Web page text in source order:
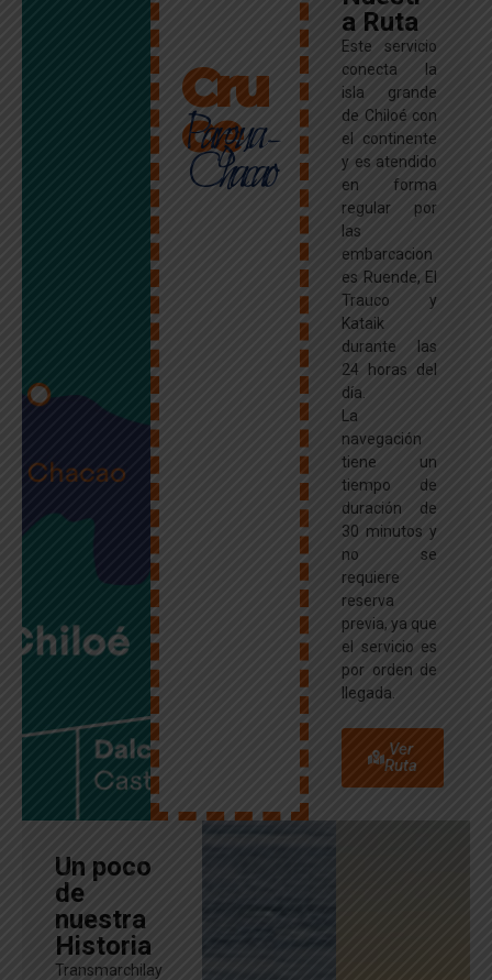
Cru
ce
Pargua -
Chacao
a Ruta
Este servicio
conecta la
isla grande
de Chiloé con
el continente
y es atendido
en forma
regular por
las
embarcacion
es Ruende, El
Trauco y
Kataik
durante las
24 horas del
día.
La
navegación
tiene un
tiempo de
duración de
30 minutos y
no se
requiere
reserva
previa, ya que
el servicio es
por orden de
llegada.
Ver
Ruta
Un poco
de
nuestra
Historia
Transmarchilay